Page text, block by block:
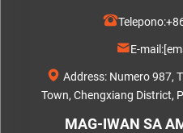
Telepono:
E-mail:
Address: Numero 987,
Town, Chengxiang District,
MAG-IWAN SA